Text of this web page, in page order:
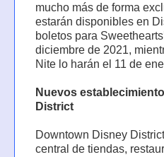
mucho más de forma
estarán disponibles en
boletos para
diciembre de 2021,
Nite lo harán el 11 de
Nuevos
District
Downtown Disney
central de tiendas,